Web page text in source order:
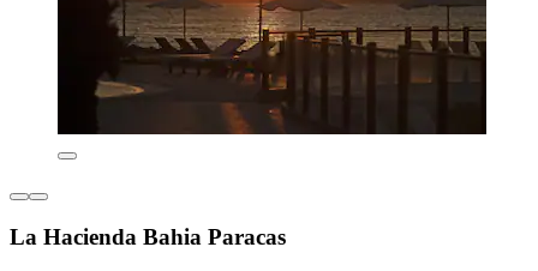
La Hacienda Bahia Paracas